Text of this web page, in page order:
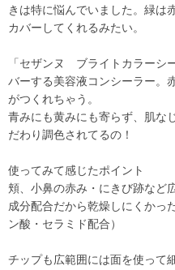
きは特に悩んでいました。緑は
カバーしてくれるみたい。
「セザンヌ ブライトカラーシ
バーする美容液コンシーラー。
がつくれちゃう。
青みにも黄みにも寄らず、肌な
だわり調色されてるの！
使ってみて感じたポイント
頬、小鼻の赤み・にきび跡など
成分配合だから乾燥しにくかっ
ン酸・セラミド配合）
チップも広範囲には面を使って